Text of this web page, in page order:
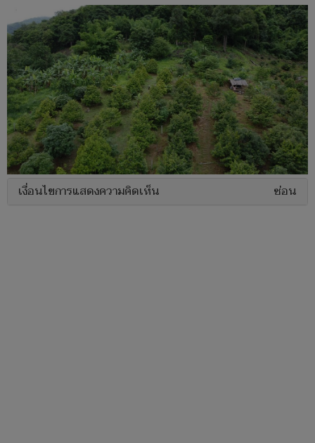
เงื่อนไขการแสดงความคิดเห็น ซ่อน